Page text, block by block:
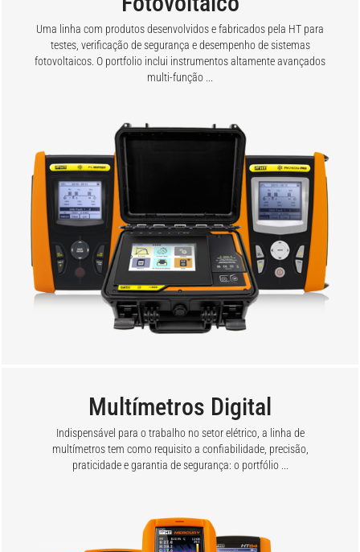
Uma linha com produtos desenvolvidos e fabricados pela HT para
testes, verificação de segurança e desempenho de sistemas
fotovoltaicos. O portfolio inclui instrumentos altamente avançados
multi-função ...
Multímetros Digital
Indispensável para o trabalho no setor elétrico, a linha de
multímetros tem como requisito a confiabilidade, precisão,
praticidade e garantia de segurança: o portfólio ...